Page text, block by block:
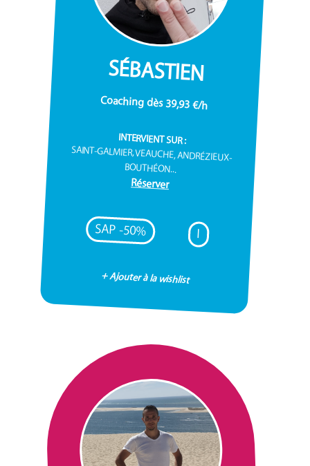
SÉBASTIEN
Coaching dès 39,93 €/h
INTERVIENT SUR :
SAINT-GALMIER, VEAUCHE, ANDRÉZIEUX-
BOUTHÉON...
Réserver
SAP -50% I
+ Ajouter à la wishlist